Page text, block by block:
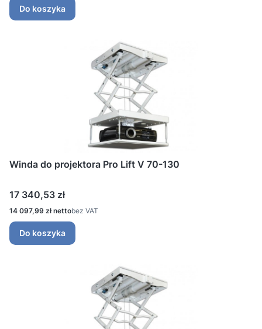
Do koszyka
Winda do projektora Pro Lift V 70-130
Cena
17 340,53 zł
Cena
14 097,99 zł bez VAT
Do koszyka